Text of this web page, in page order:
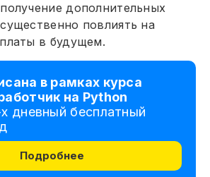
дополнительных
повлиять на
в будущем.
в рамках курса
на Python
дневный бесплатный
Подробнее